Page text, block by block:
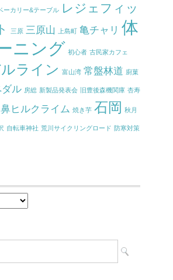
ーカリー&テーブル レジェフィッ
三原 三原山 上島町 亀チャリ 体
ニング 初心者 古民家カフェ
ライン 富山湾 常盤林道 廚菓
ル 房総 新製品発表会 旧豊後森機関庫 杏寿
ヒルクライム 焼き芋 石岡 秋月
自転車神社 荒川サイクリングロード 防寒対策